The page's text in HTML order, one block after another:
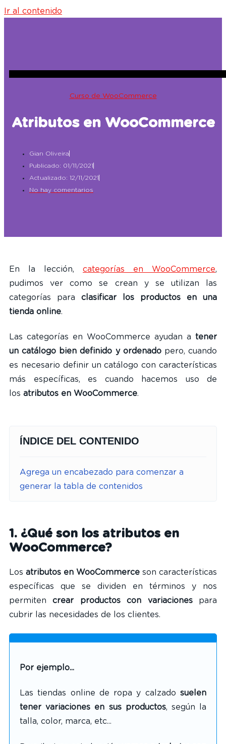
Ir al contenido
Curso de WooCommerce
Atributos en WooCommerce
Gian Oliveira
Publicado: 01/11/2021
Actualizado: 12/11/2021
No hay comentarios
En la lección, categorías en WooCommerce,
pudimos ver como se crean y se utilizan las
categorías para clasificar los productos en una
tienda online.
Las categorías en WooCommerce ayudan a tener
un catálogo bien definido y ordenadopero, cuando
es necesario definir un catálogo con características
más específicas, es cuando hacemos uso de
los atributos en WooCommerce.
ÍNDICE DEL CONTENIDO
Agrega un encabezado para comenzar a
generar la tabla de contenidos
1. ¿Qué son los atributos en
WooCommerce?
Los atributos en WooCommerce son características
específicas que se dividen en términos y nos
permitencrear productos con variacionespara
cubrir las necesidades de los clientes.
Por ejemplo...
Las tiendas online de ropa y calzado suelen
tener variaciones en sus productos, según la
talla, color, marca, etc...